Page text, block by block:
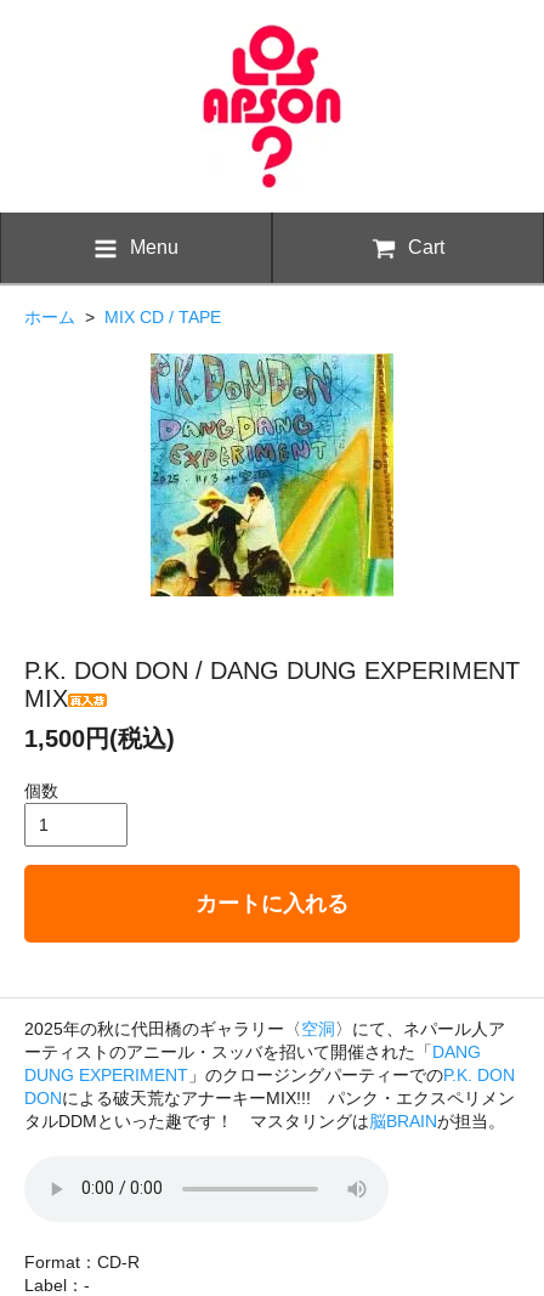
Menu Cart
ホーム > MIX CD / TAPE
P.K. DON DON / DANG DUNG EXPERIMENT
MIX
1,500円(税込)
個数
カートに入れる
2025年の秋に代田橋のギャラリー〈空洞〉にて、ネパール人ア
ーティストのアニール・スッバを招いて開催された「DANG
DUNG EXPERIMENT 」のクロージングパーティーでのP.K. DON
DONによる破天荒なアナーキーMIX!!! パンク・エクスペリメン
タルDDMといった趣です！ マスタリングは脳BRAINが担当。
Format：CD-R
Label：-